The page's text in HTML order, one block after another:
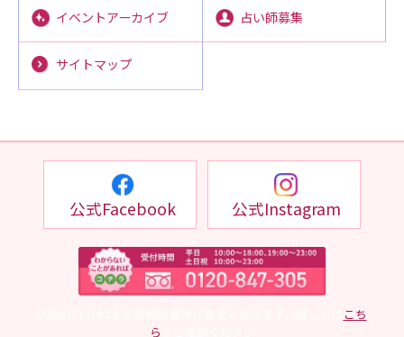
イベントアーカイブ 占い師募集
サイトマップ
公式Facebook 公式Instagram
こち
ら